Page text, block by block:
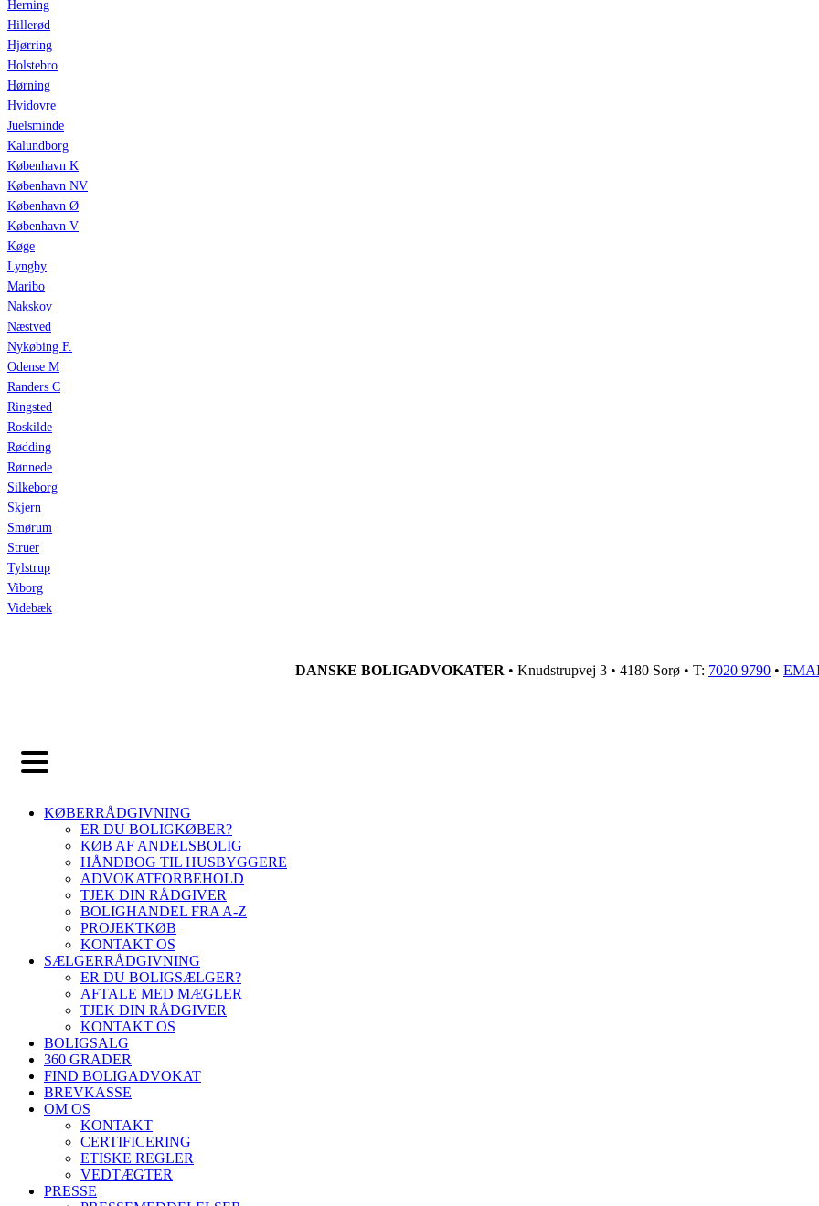
Herning
Hillerød
Hjørring
Holstebro
Hørning
Hvidovre
Juelsminde
Kalundborg
København K
København NV
København Ø
København V
Køge
Lyngby
Maribo
Nakskov
Næstved
Nykøbing F.
Odense M
Randers C
Ringsted
Roskilde
Rødding
Rønnede
Silkeborg
Skjern
Smørum
Struer
Tylstrup
Viborg
Videbæk
DANSKE BOLIGADVOKATER • Knudstrupvej 3 • 4180 Sorø • T: 7020 9790 •
KØBERRÅDGIVNING
ER DU BOLIGKØBER?
KØB AF ANDELSBOLIG
HÅNDBOG TIL HUSBYGGERE
ADVOKATFORBEHOLD
TJEK DIN RÅDGIVER
BOLIGHANDEL FRA A-Z
PROJEKTKØB
KONTAKT OS
SÆLGERRÅDGIVNING
ER DU BOLIGSÆLGER?
AFTALE MED MÆGLER
TJEK DIN RÅDGIVER
KONTAKT OS
BOLIGSALG
360 GRADER
FIND BOLIGADVOKAT
BREVKASSE
OM OS
KONTAKT
CERTIFICERING
ETISKE REGLER
VEDTÆGTER
PRESSE